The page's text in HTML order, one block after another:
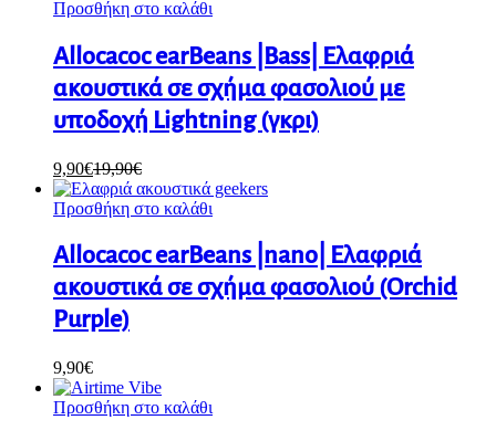
Προσθήκη στο καλάθι
Allocacoc earBeans |Bass| Ελαφριά
ακουστικά σε σχήμα φασολιού με
υποδοχή Lightning (γκρι)
9,90€19,90€
Προσθήκη στο καλάθι
Allocacoc earBeans |nano| Ελαφριά
ακουστικά σε σχήμα φασολιού (Orchid
Purple)
9,90€
Προσθήκη στο καλάθι